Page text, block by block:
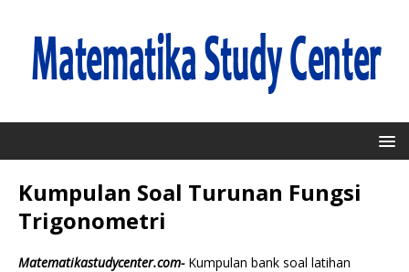
Kumpulan Soal Turunan Fungsi
Trigonometri
Matematikastudycenter.com- Kumpulan bank soal latihan